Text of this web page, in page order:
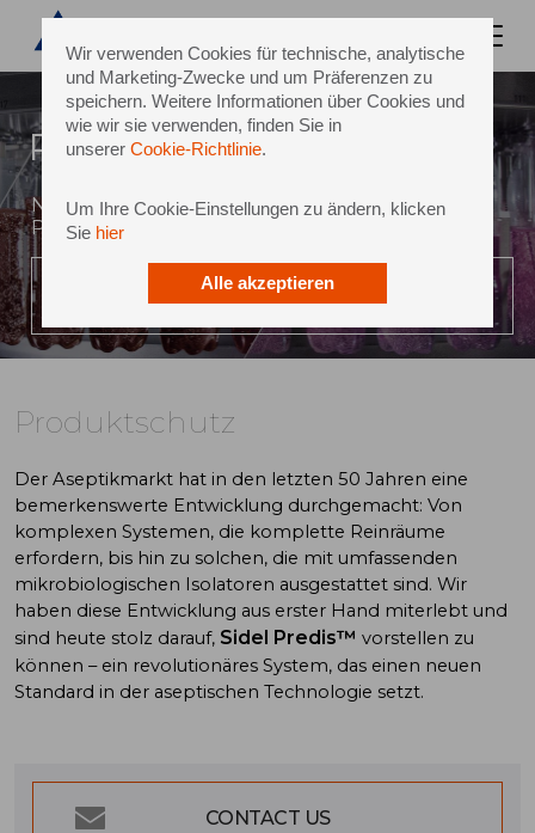
Wir verwenden Cookies für technische, analytische
und Marketing-Zwecke und um Präferenzen zu
speichern. Weitere Informationen über Cookies und
wie wir sie verwenden, finden Sie in
unserer Cookie-Richtlinie.
Um Ihre Cookie-Einstellungen zu ändern, klicken
Sie hier
Alle akzeptieren
Produktschutz
Neuer Sterilitätsstandard für die
Produktintegrität
VIDEO ABSPIELEN
Produktschutz
Der Aseptikmarkt hat in den letzten 50 Jahren eine
bemerkenswerte Entwicklung durchgemacht: Von
komplexen Systemen, die komplette Reinräume
erfordern, bis hin zu solchen, die mit umfassenden
mikrobiologischen Isolatoren ausgestattet sind. Wir
haben diese Entwicklung aus erster Hand miterlebt und
sind heute stolz darauf, Sidel Predis™ vorstellen zu
können – ein revolutionäres System, das einen neuen
Standard in der aseptischen Technologie setzt.
CONTACT US